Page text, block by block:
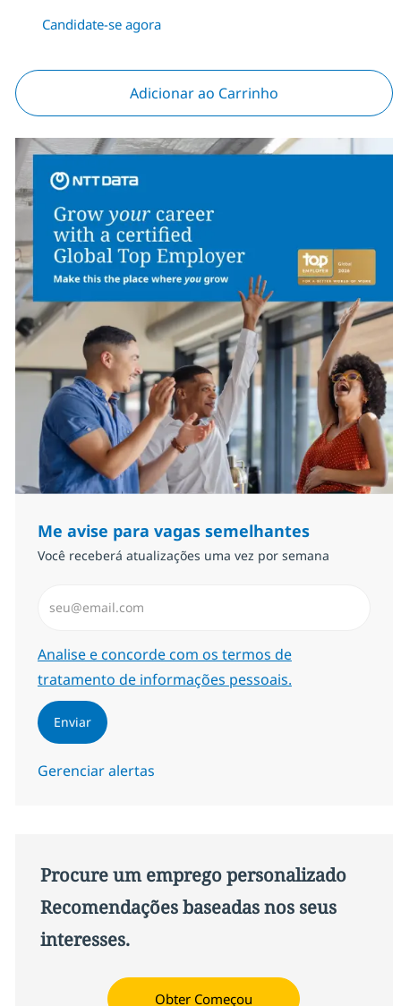
Candidate-se agora
Adicionar ao Carrinho
Me avise para vagas semelhantes
Você receberá atualizações uma vez por semana
Required
Analise e concorde com os termos de
tratamento de informações pessoais.
Enviar
Gerenciar alertas
Procure um emprego personalizado
Recomendações baseadas nos seus
interesses.
Obter Começou